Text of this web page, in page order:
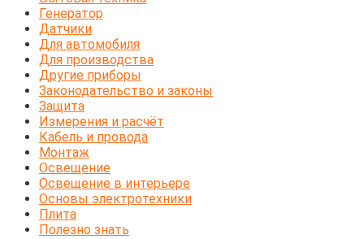
Генератор
Датчики
Для автомобиля
Для производства
Другие приборы
Законодательство и законы
Защита
Измерения и расчёт
Кабель и провода
Монтаж
Освещение
Освещение в интерьере
Основы электротехники
Плита
Полезно знать